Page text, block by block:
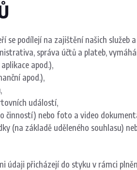
podílejí na zajištění našich služeb
správa účtů a plateb,
apod.),
apod.),
událostí,
činností) nebo foto a video
(na základě uděleného souhlasu)
údaji přicházejí do styku v rámci